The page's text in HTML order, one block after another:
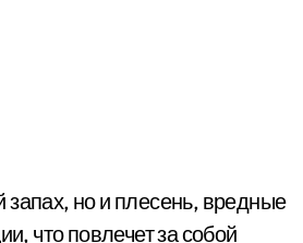
но и плесень, вредные
что повлечет за собой